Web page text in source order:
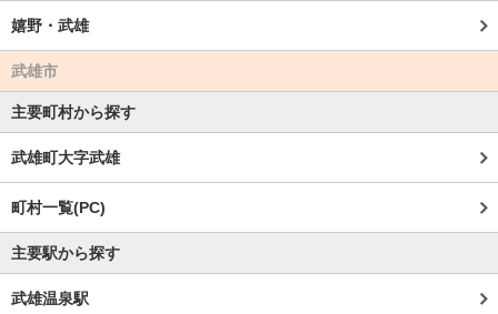
嬉野・武雄
武雄市
主要町村から探す
武雄町大字武雄
町村一覧(PC)
主要駅から探す
武雄温泉駅